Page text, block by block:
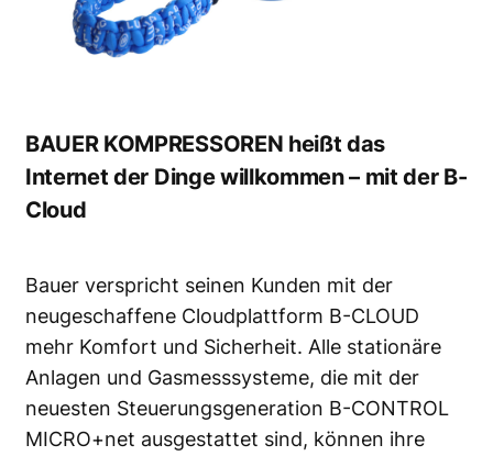
BAUER KOMPRESSOREN heißt das
Internet der Dinge willkommen – mit der B-
Cloud
Bauer verspricht seinen Kunden mit der
neugeschaffene Cloudplattform B-CLOUD
mehr Komfort und Sicherheit. Alle stationäre
Anlagen und Gasmesssysteme, die mit der
neuesten Steuerungsgeneration B-CONTROL
MICRO+net ausgestattet sind, können ihre